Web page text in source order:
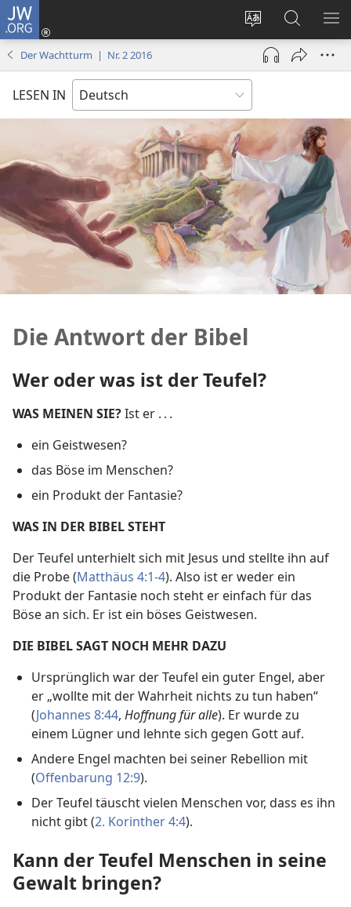
JW.ORG
Websitesprache
ändern
Anmelden
(öffnet
neues
Fenster)
Suche
Der Wachtturm | Nr. 2 2016
LESEN IN
Die Antwort der Bibel
Wer oder was ist der Teufel?
WAS MEINEN SIE?Ist er . . .
ein Geistwesen?
das Böse im Menschen?
ein Produkt der Fantasie?
WAS IN DER BIBEL STEHT
Der Teufel unterhielt sich mit Jesus und stellte ihn auf
die Probe (Matthäus 4:1-4). Also ist er weder ein
Produkt der Fantasie noch steht er einfach für das
Böse an sich. Er ist ein böses Geistwesen.
DIE BIBEL SAGT NOCH MEHR DAZU
Ursprünglich war der Teufel ein guter Engel, aber
er „wollte mit der Wahrheit nichts zu tun haben“
(Johannes 8:44, Hoffnung für alle). Er wurde zu
einem Lügner und lehnte sich gegen Gott auf.
Andere Engel machten bei seiner Rebellion mit
(Offenbarung 12:9).
Der Teufel täuscht vielen Menschen vor, dass es ihn
nicht gibt (2. Korinther 4:4).
Kann der Teufel Menschen in seine
Gewalt bringen?